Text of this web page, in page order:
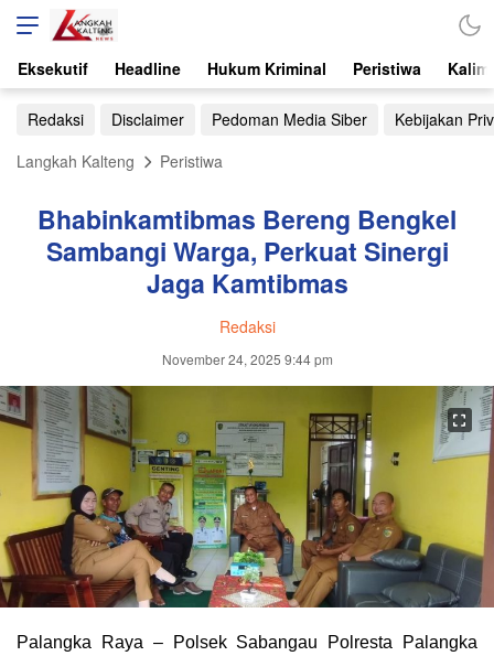
Eksekutif Headline Hukum Kriminal Peristiwa
Redaksi Disclaimer Pedoman Media Siber
Kebijakan
Langkah Kalteng
Peristiwa
Bhabinkamtibmas Bereng Bengkel
Sambangi Warga, Perkuat Sinergi
Jaga Kamtibmas
Redaksi
November 24, 2025 9:44 pm
Palangka Raya – Polsek Sabangau Polresta Palangka